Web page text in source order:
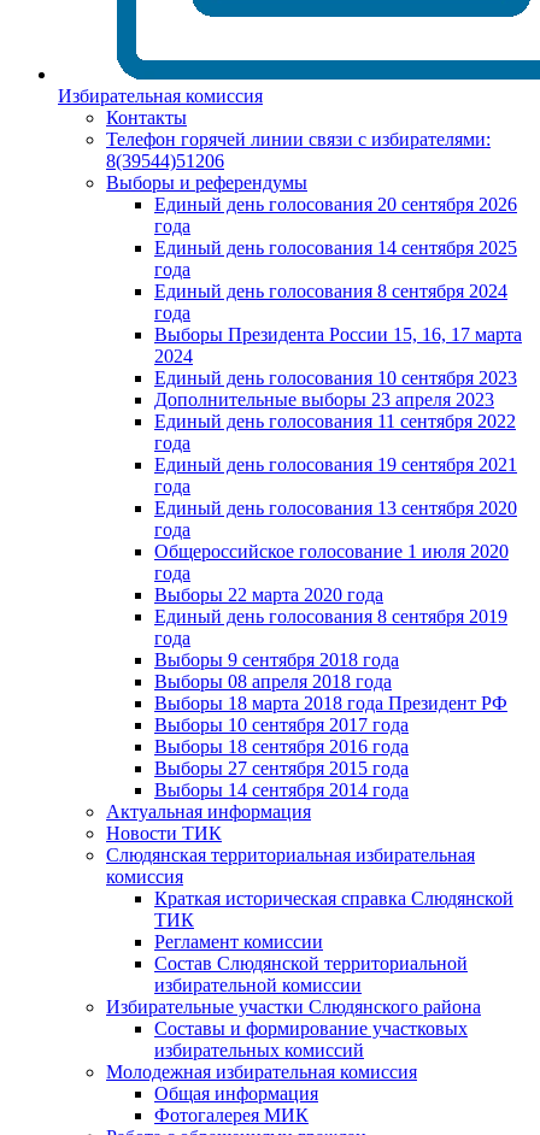
Избирательная комиссия
Контакты
Телефон горячей линии связи с избирателями:
8(39544)51206
Выборы и референдумы
Единый день голосования 20 сентября 2026
года
Единый день голосования 14 сентября 2025
года
Единый день голосования 8 сентября 2024
года
Выборы Президента России 15, 16, 17 марта
2024
Единый день голосования 10 сентября 2023
Дополнительные выборы 23 апреля 2023
Единый день голосования 11 сентября 2022
года
Единый день голосования 19 сентября 2021
года
Единый день голосования 13 сентября 2020
года
Общероссийское голосование 1 июля 2020
года
Выборы 22 марта 2020 года
Единый день голосования 8 сентября 2019
года
Выборы 9 сентября 2018 года
Выборы 08 апреля 2018 года
Выборы 18 марта 2018 года Президент РФ
Выборы 10 сентября 2017 года
Выборы 18 сентября 2016 года
Выборы 27 сентября 2015 года
Выборы 14 сентября 2014 года
Актуальная информация
Новости ТИК
Слюдянская территориальная избирательная
комиссия
Краткая историческая справка Слюдянской
ТИК
Регламент комиссии
Состав Слюдянской территориальной
избирательной комиссии
Избирательные участки Слюдянского района
Составы и формирование участковых
избирательных комиссий
Молодежная избирательная комиссия
Общая информация
Фотогалерея МИК